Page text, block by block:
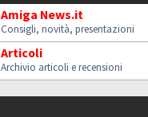
Amiga News.it
Consigli, novità, presentazioni
Articoli
Archivio articoli e recensioni